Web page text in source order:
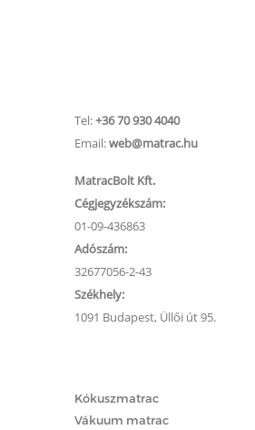
Tel:+36 70 930 4040
Email:web@matrac.hu
MatracBolt Kft.
Cégjegyzékszám:
01-09-436863
Adószám:
32677056-2-43
Székhely:
1091 Budapest, Üllői út 95.
Kókuszmatrac
Vákuum matrac